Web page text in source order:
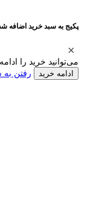
پکیج به سبد خرید اضافه
می‌توانید خرید را
ادامه خرید رفتن به